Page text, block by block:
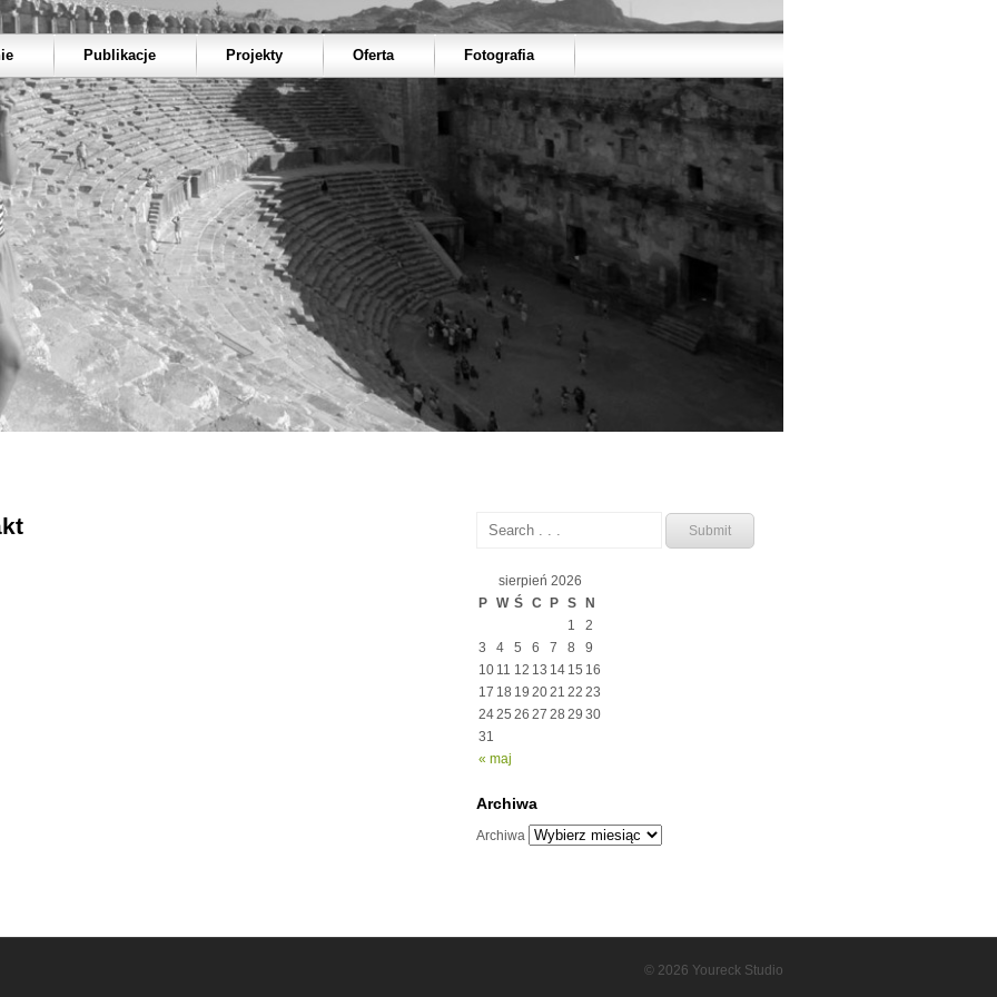
Publikacje Projekty Oferta Fotografia
sierpień 2026
P W Ś C P S N
« maj
1
2
3
4 5 6 7 8
9
10 11 12 13 14 15 16
17 18 19 2021 22 23
2425 26 27 28 29 30
31
Archiwa
Archiwa
© 2026 Youreck Studio